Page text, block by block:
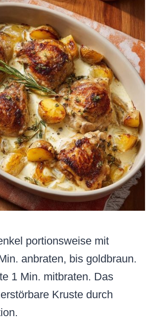
portionsweise mit
anbraten, bis goldbraun.
1 Min. mitbraten. Das
Kruste durch